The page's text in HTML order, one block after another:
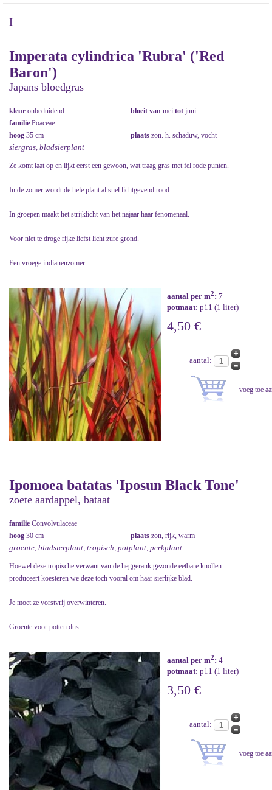
I
Imperata cylindrica 'Rubra' ('Red
Baron')
Japans bloedgras
kleur onbeduidend bloeit van mei tot juni
familie Poaceae
hoog 35 cm plaats zon. h. schaduw, vocht
siergras, bladsierplant
Ze komt laat op en lijkt eerst een gewoon, wat traag gras met fel rode punten.
In de zomer wordt de hele plant al snel lichtgevend rood.
In groepen maakt het strijklicht van het najaar haar fenomenaal.
Voor niet te droge rijke liefst licht zure grond.
Een vroege indianenzomer.
aantal per m2: 7
potmaat: p11 (1 liter)
4,50 €
aantal:
Ipomoea batatas 'Iposun Black Tone'
zoete aardappel, bataat
familie Convolvulaceae
hoog 30 cm plaats zon, rijk, warm
groente, bladsierplant, tropisch, potplant, perkplant
Hoewel deze tropische verwant van de heggerank gezonde eetbare knollen
produceert koesteren we deze toch vooral om haar sierlijke blad.
Je moet ze vorstvrij overwinteren.
Groente voor potten dus.
aantal per m2: 4
potmaat: p11 (1 liter)
3,50 €
aantal: